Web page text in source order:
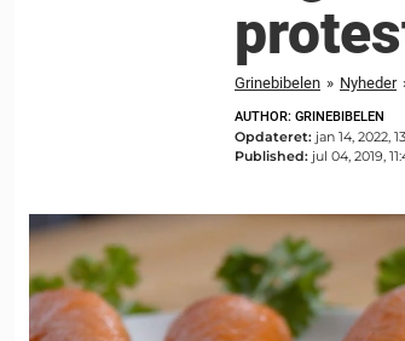
Grinebibelen » Nyheder
AUTHOR: GRINEBIBELEN
Opdateret: jan 14, 2022,
Published: jul 04, 2019,